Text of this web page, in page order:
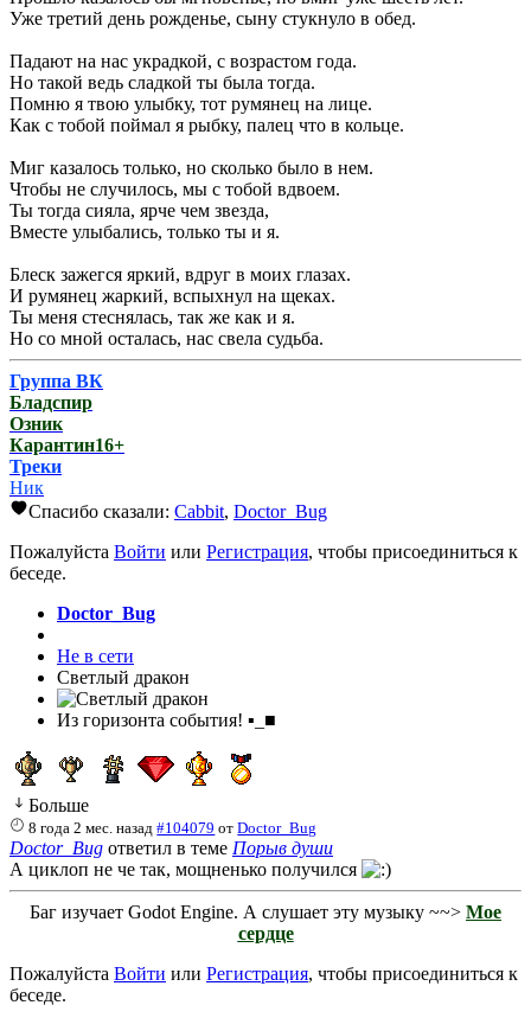
Уже третий день рожденье, сыну стукнуло в обед.
Падают на нас украдкой, с возрастом года.
Но такой ведь сладкой ты была тогда.
Помню я твою улыбку, тот румянец на лице.
Как с тобой поймал я рыбку, палец что в кольце.
Миг казалось только, но сколько было в нем.
Чтобы не случилось, мы с тобой вдвоем.
Ты тогда сияла, ярче чем звезда,
Вместе улыбались, только ты и я.
Блеск зажегся яркий, вдруг в моих глазах.
И румянец жаркий, вспыхнул на щеках.
Ты меня стеснялась, так же как и я.
Но со мной осталась, нас свела судьба.
Группа ВК
Бладспир
Озник
Карантин16+
Треки
Ник
Спасибо сказали: Cabbit, Doctor_Bug
Пожалуйста Войти или Регистрация, чтобы присоединиться к
беседе.
Doctor_Bug
Не в сети
Светлый дракон
Из горизонта события! ▪_■
Больше
8 года 2 мес. назад #104079 отDoctor_Bug
Doctor_Bug ответил в теме Порыв души
А циклоп не че так, мощненько получился
Баг изучает Godot Engine. А слушает эту музыку ~~> Мое
сердце
Пожалуйста Войти или Регистрация, чтобы присоединиться к
беседе.